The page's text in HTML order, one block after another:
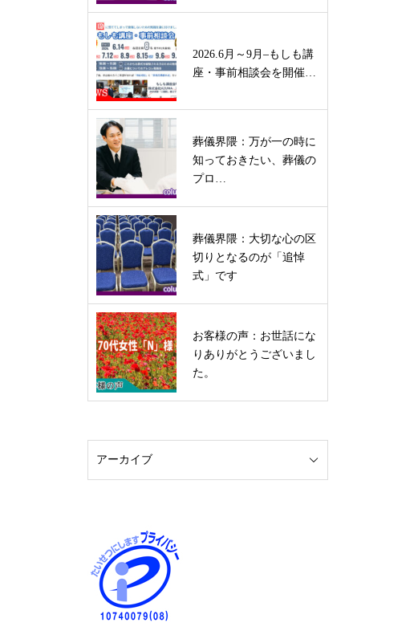
2026.6月～9月–もしも講
座・事前相談会を開催…
葬儀界隈：万が一の時に
知っておきたい、葬儀の
プロ…
葬儀界隈：大切な心の区
切りとなるのが「追悼
式」です
お客様の声：お世話にな
りありがとうございまし
た。